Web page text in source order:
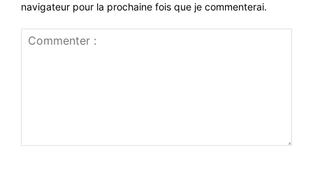
navigateur pour la prochaine fois que je commenterai.